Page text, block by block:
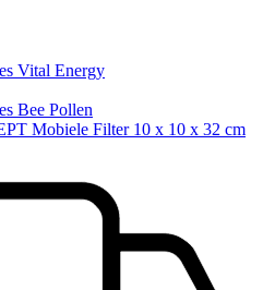
Vital Energy
Bee Pollen
Mobiele Filter 10 x 10 x 32 cm